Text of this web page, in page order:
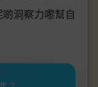
洞察力嚟幫自